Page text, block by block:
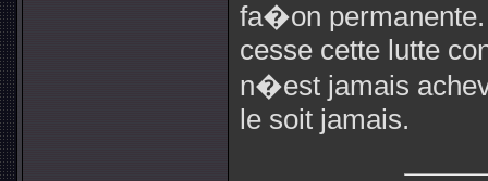
fa�on
cesse cette lutte
n�est jamais
le soit jamais.